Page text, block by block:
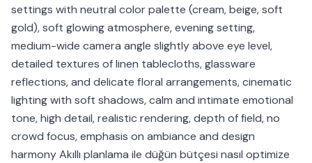
settings with neutral color palette (cream, beige, soft
gold), soft glowing atmosphere, evening setting,
medium-wide camera angle slightly above eye level,
detailed textures of linen tablecloths, glassware
reflections, and delicate floral arrangements, cinematic
lighting with soft shadows, calm and intimate emotional
tone, high detail, realistic rendering, depth of field, no
crowd focus, emphasis on ambiance and design
harmony Akıllı planlama ile düğün bütçesi nasıl optimize